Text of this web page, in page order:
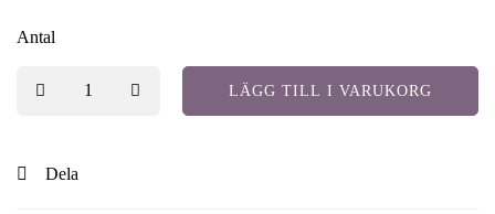
Antal
LÄGG TILL I VARUKORG
Dela